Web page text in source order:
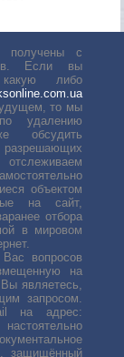
получены с
Если вы
либо
то мы
удалению
обсудить
объектом
на сайт,
отбора
в мировом
вопросов
на
являетесь,
запросом.
на адрес:
защищённый